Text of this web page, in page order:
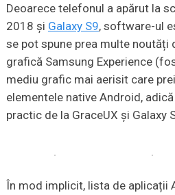
Deoarece telefonul a apărut la
2018 și Galaxy S9, software-ul
se pot spune prea multe noutăți
grafică Samsung Experience
mediu grafic mai aerisit care
elementele native Android,
practic de la GraceUX și Galaxy
În mod implicit, lista de aplicații